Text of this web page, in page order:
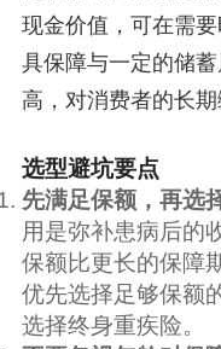
现金价值，可在需
具保障与一定的储
高，对消费者的长期
选型避坑要点
先满足保额，再选
用是弥补患病后的
保额比更长的保障
优先选择足够保额
选择终身重疾险。